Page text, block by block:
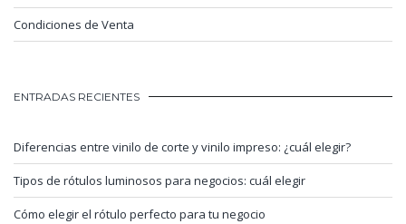
Condiciones de Venta
ENTRADAS RECIENTES
Diferencias entre vinilo de corte y vinilo impreso: ¿cuál elegir?
Tipos de rótulos luminosos para negocios: cuál elegir
Cómo elegir el rótulo perfecto para tu negocio